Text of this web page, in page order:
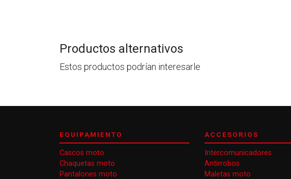
Productos alternativos
Estos productos podrían interesarle
EQUIPAMIENTO
Cascos moto
Chaquetas moto
Pantalones moto
ACCESORIOS
Intercomunicadores
Antirrobos
Maletas moto